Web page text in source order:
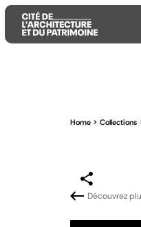
Home Collections
Découvrez